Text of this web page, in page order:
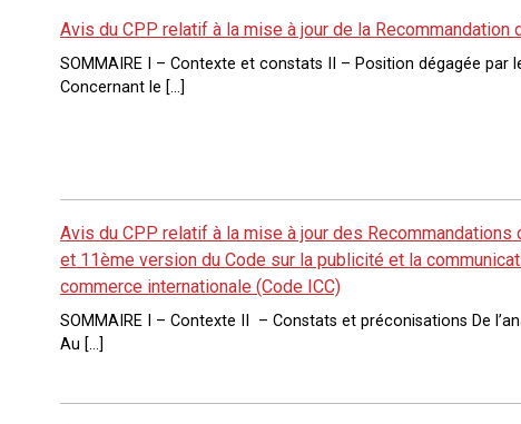
Avis du CPP relatif à la mise à jour de la Recommandation
SOMMAIRE I – Contexte et constats II – Position dégagée par
Concernant le […]
Avis du CPP relatif à la mise à jour des Recommandations
et 11ème version du Code sur la publicité et la
commerce internationale (Code ICC)
SOMMAIRE I – Contexte II – Constats et préconisations De
Au […]